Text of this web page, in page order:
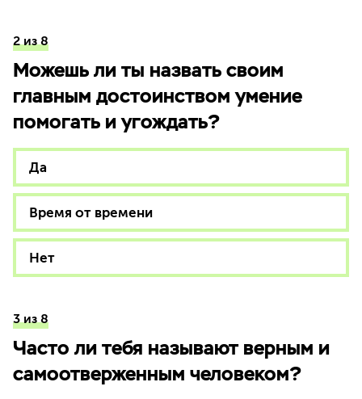
2 из 8
Можешь ли ты назвать своим
главным достоинством умение
помогать и угождать?
Да
Время от времени
Нет
3 из 8
Часто ли тебя называют верным и
самоотверженным человеком?